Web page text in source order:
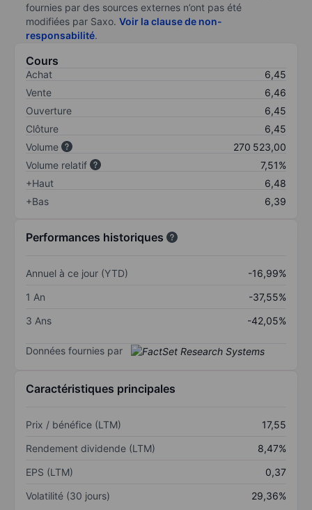
fournies par des sources externes n’ont pas été
modifiées par Saxo. Voir la clause de non-
responsabilité.
Cours
Achat
6,45
Vente
6,46
Ouverture
6,45
Clôture
6,45
Volume
270 523,00
Volume relatif
7,51%
+Haut
6,48
+Bas
6,39
Performances historiques
Annuel à ce jour (YTD)
-16,99%
1 An
-37,55%
3 Ans
-42,05%
Données fournies par
Caractéristiques principales
Prix / bénéfice (LTM)
17,55
Rendement dividende (LTM)
8,47%
EPS (LTM)
0,37
Volatilité (30 jours)
29,36%